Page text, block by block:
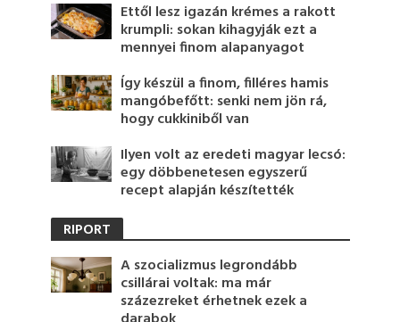
Ettől lesz igazán krémes a rakott
krumpli: sokan kihagyják ezt a
mennyei finom alapanyagot
Így készül a finom, filléres hamis
mangóbefőtt: senki nem jön rá,
hogy cukkiniből van
Ilyen volt az eredeti magyar lecsó:
egy döbbenetesen egyszerű
recept alapján készítették
RIPORT
A szocializmus legrondább
csillárai voltak: ma már
százezreket érhetnek ezek a